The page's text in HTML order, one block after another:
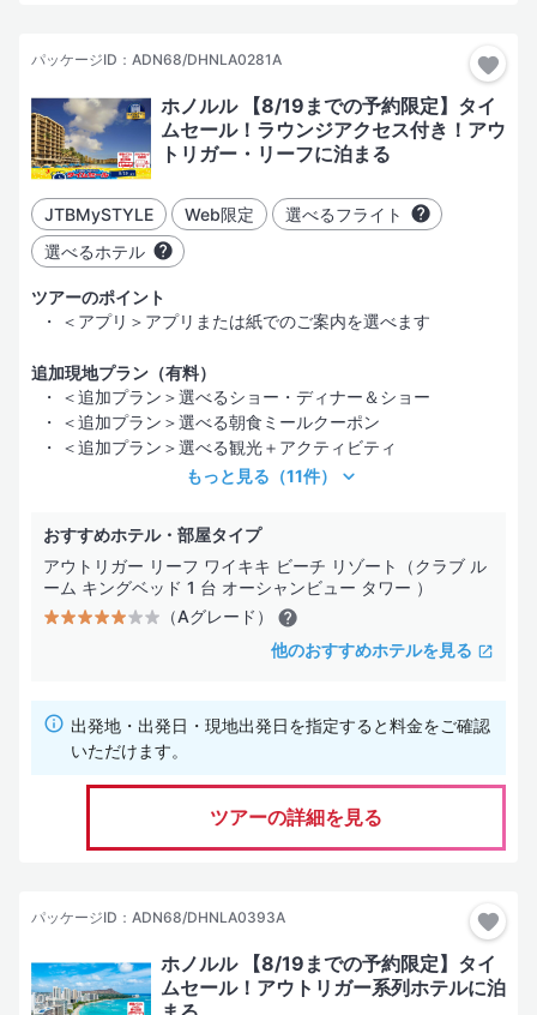
パッケージID：ADN68/DHNLA0281A
ホノルル 【8/19までの予約限定】タイ
ムセール！ラウンジアクセス付き！アウ
トリガー・リーフに泊まる
JTBMySTYLE Web限定
選べるフライト
選べるホテル
ツアーのポイント
＜アプリ＞アプリまたは紙でのご案内を選べます
追加現地プラン（有料）
＜追加プラン＞選べるショー・ディナー＆ショー
＜追加プラン＞選べる朝食ミールクーポン
＜追加プラン＞選べる観光＋アクティビティ
もっと見る （11件）
おすすめホテル・部屋タイプ
アウトリガー リーフ ワイキキ ビーチ リゾート（クラブ ル
ーム キングベッド 1 台 オーシャンビュー タワー ）
（Aグレード）
他のおすすめホテルを見る
出発地・出発日・現地出発日を指定すると料金をご確認
いただけます。
ツアーの詳細を見る
パッケージID：ADN68/DHNLA0393A
ホノルル 【8/19までの予約限定】タイ
ムセール！アウトリガー系列ホテルに泊